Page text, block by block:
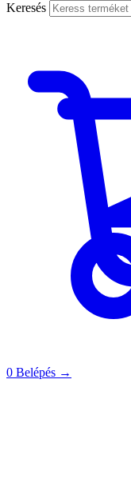
Keresés
0 Belépés →